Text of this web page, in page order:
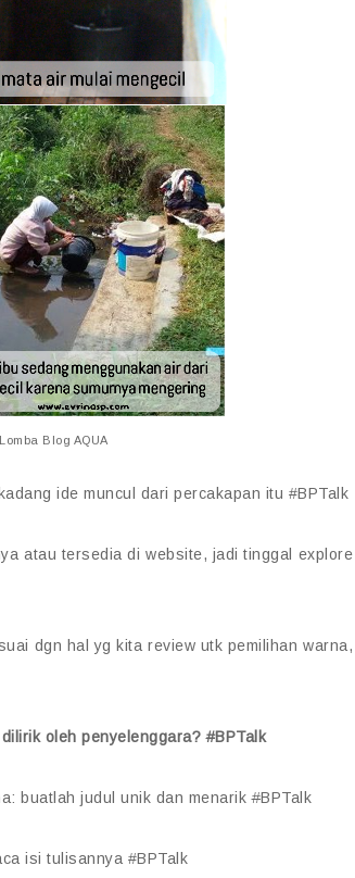
Blog AQUA
ide muncul dari percakapan itu #BPTalk
atau tersedia di website, jadi tinggal explore
dgn hal yg kita review utk pemilihan warna,
oleh penyelenggara?#BPTalk
buatlah judul unik dan menarik#BPTalk
isi tulisannya #BPTalk